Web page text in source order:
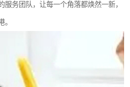
务团队，让每一个角落都焕然一新，
。